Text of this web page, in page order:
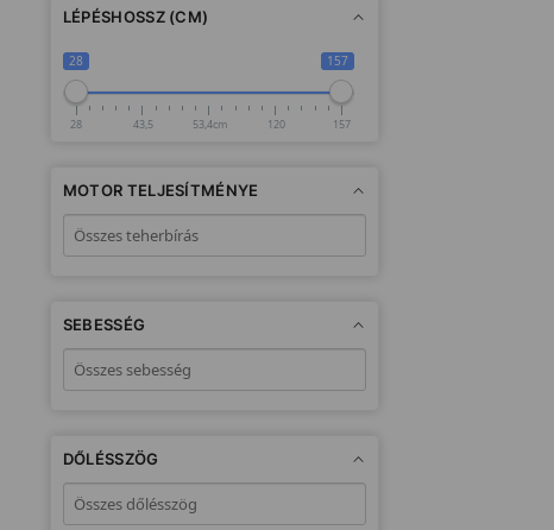
LÉPÉSHOSSZ (CM)
28 157
28 43,5 53,4cm 120 157
MOTOR TELJESÍTMÉNYE
SEBESSÉG
DŐLÉSSZÖG